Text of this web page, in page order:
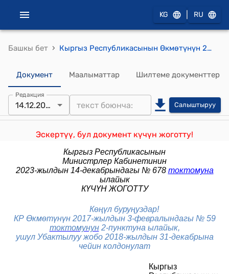
KG RU
Башкы бет › Кыргыз Республикасынын Өкмөтүнүн 2017-жылдын 4-апрелиндеги № 203 "Кыргыз Республикасында жеке медициналык ишти лицензиялоо тартиби жөнүндө убактылуу жобону бекитүү тууралуу" токтому
Документ Маалыматтар Шилтеме документтер
Редакция
14.12.2023 Салыштыруу
Эскертүү, бул документ күчүн жоготту!